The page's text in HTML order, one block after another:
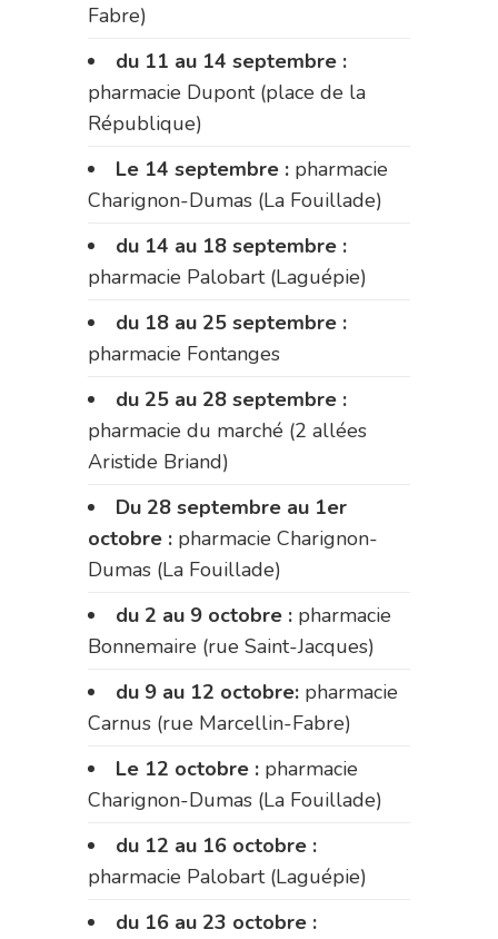
Fabre)
du 11 au 14 septembre :
pharmacie Dupont (place de la
République)
Le 14 septembre : pharmacie
Charignon-Dumas (La Fouillade)
du 14 au 18 septembre :
pharmacie Palobart (Laguépie)
du 18 au 25 septembre :
pharmacie Fontanges
du 25 au 28 septembre :
pharmacie du marché (2 allées
Aristide Briand)
Du 28 septembre au 1er
octobre : pharmacie Charignon-
Dumas (La Fouillade)
du 2 au 9 octobre : pharmacie
Bonnemaire (rue Saint-Jacques)
du 9 au 12 octobre: pharmacie
Carnus (rue Marcellin-Fabre)
Le 12 octobre : pharmacie
Charignon-Dumas (La Fouillade)
du 12 au 16 octobre :
pharmacie Palobart (Laguépie)
du 16 au 23 octobre :